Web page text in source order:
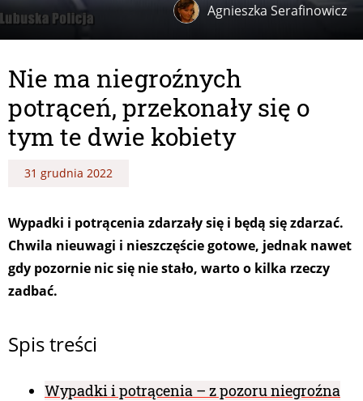
Agnieszka Serafinowicz
Nie ma niegroźnych
potrąceń, przekonały się o
tym te dwie kobiety
31 grudnia 2022
Wypadki i potrącenia zdarzały się i będą się zdarzać.
Chwila nieuwagi i nieszczęście gotowe, jednak nawet
gdy pozornie nic się nie stało, warto o kilka rzeczy
zadbać.
Spis treści
Wypadki i potrącenia – z pozoru niegroźna